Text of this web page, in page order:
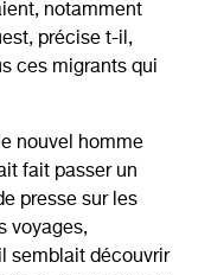
notamment
précise t-il,
ces migrants qui
nouvel homme
fait passer un
presse sur les
voyages,
semblait découvrir